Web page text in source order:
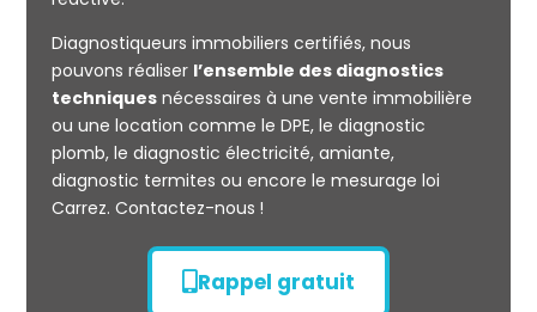
Mesurage
CARREZ
Diagnostiqueurs immobiliers certifiés, nous
pouvons réaliser l’ensemble des diagnostics
techniquesnécessaires à une vente immobilière
ou une location comme le DPE, le diagnostic
plomb, le diagnostic électricité, amiante,
diagnostic termites ou encore le mesurage loi
Carrez. Contactez-nous !
Rappel gratuit